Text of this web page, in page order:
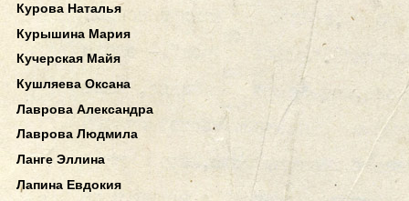
Курова Наталья
Курышина Мария
Кучерская Майя
Кушляева Оксана
Лаврова Александра
Лаврова Людмила
Ланге Эллина
Лапина Евдокия